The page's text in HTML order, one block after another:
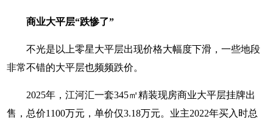
商业大平层“跌惨了”
不光是以上零星大平层出现价格大幅度下滑，一些地段
非常不错的大平层也频频跌价。
2025年，江河汇一套345㎡精装现房商业大平层挂牌出
售，总价1100万元，单价仅3.18万元。业主2022年买入时总